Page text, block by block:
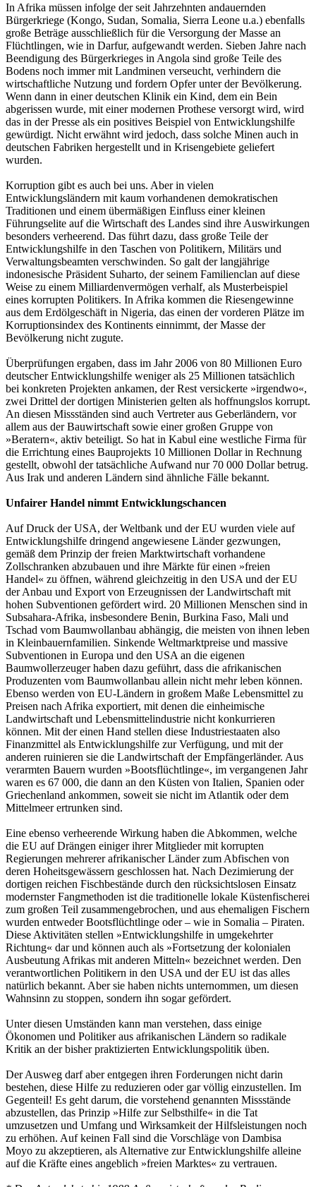
In Afrika müssen infolge der seit Jahrzehnten andauernden
Bürgerkriege (Kongo, Sudan, Somalia, Sierra Leone u.a.) ebenfalls
große Beträge ausschließlich für die Versorgung der Masse an
Flüchtlingen, wie in Darfur, aufgewandt werden. Sieben Jahre nach
Beendigung des Bürgerkrieges in Angola sind große Teile des
Bodens noch immer mit Landminen verseucht, verhindern die
wirtschaftliche Nutzung und fordern Opfer unter der Bevölkerung.
Wenn dann in einer deutschen Klinik ein Kind, dem ein Bein
abgerissen wurde, mit einer modernen Prothese versorgt wird, wird
das in der Presse als ein positives Beispiel von Entwicklungshilfe
gewürdigt. Nicht erwähnt wird jedoch, dass solche Minen auch in
deutschen Fabriken hergestellt und in Krisengebiete geliefert
wurden.
Korruption gibt es auch bei uns. Aber in vielen
Entwicklungsländern mit kaum vorhandenen demokratischen
Traditionen und einem übermäßigen Einfluss einer kleinen
Führungselite auf die Wirtschaft des Landes sind ihre Auswirkungen
besonders verheerend. Das führt dazu, dass große Teile der
Entwicklungshilfe in den Taschen von Politikern, Militärs und
Verwaltungsbeamten verschwinden. So galt der langjährige
indonesische Präsident Suharto, der seinem Familienclan auf diese
Weise zu einem Milliardenvermögen verhalf, als Musterbeispiel
eines korrupten Politikers. In Afrika kommen die Riesengewinne
aus dem Erdölgeschäft in Nigeria, das einen der vorderen Plätze im
Korruptionsindex des Kontinents einnimmt, der Masse der
Bevölkerung nicht zugute.
Überprüfungen ergaben, dass im Jahr 2006 von 80 Millionen Euro
deutscher Entwicklungshilfe weniger als 25 Millionen tatsächlich
bei konkreten Projekten ankamen, der Rest versickerte »irgendwo«,
zwei Drittel der dortigen Ministerien gelten als hoffnungslos korrupt.
An diesen Missständen sind auch Vertreter aus Geberländern, vor
allem aus der Bauwirtschaft sowie einer großen Gruppe von
»Beratern«, aktiv beteiligt. So hat in Kabul eine westliche Firma für
die Errichtung eines Bauprojekts 10 Millionen Dollar in Rechnung
gestellt, obwohl der tatsächliche Aufwand nur 70 000 Dollar betrug.
Aus Irak und anderen Ländern sind ähnliche Fälle bekannt.
Unfairer Handel nimmt Entwicklungschancen
Auf Druck der USA, der Weltbank und der EU wurden viele auf
Entwicklungshilfe dringend angewiesene Länder gezwungen,
gemäß dem Prinzip der freien Marktwirtschaft vorhandene
Zollschranken abzubauen und ihre Märkte für einen »freien
Handel« zu öffnen, während gleichzeitig in den USA und der EU
der Anbau und Export von Erzeugnissen der Landwirtschaft mit
hohen Subventionen gefördert wird. 20 Millionen Menschen sind in
Subsahara-Afrika, insbesondere Benin, Burkina Faso, Mali und
Tschad vom Baumwollanbau abhängig, die meisten von ihnen leben
in Kleinbauernfamilien. Sinkende Weltmarktpreise und massive
Subventionen in Europa und den USA an die eigenen
Baumwollerzeuger haben dazu geführt, dass die afrikanischen
Produzenten vom Baumwollanbau allein nicht mehr leben können.
Ebenso werden von EU-Ländern in großem Maße Lebensmittel zu
Preisen nach Afrika exportiert, mit denen die einheimische
Landwirtschaft und Lebensmittelindustrie nicht konkurrieren
können. Mit der einen Hand stellen diese Industriestaaten also
Finanzmittel als Entwicklungshilfe zur Verfügung, und mit der
anderen ruinieren sie die Landwirtschaft der Empfängerländer. Aus
verarmten Bauern wurden »Bootsflüchtlinge«, im vergangenen Jahr
waren es 67 000, die dann an den Küsten von Italien, Spanien oder
Griechenland ankommen, soweit sie nicht im Atlantik oder dem
Mittelmeer ertrunken sind.
Eine ebenso verheerende Wirkung haben die Abkommen, welche
die EU auf Drängen einiger ihrer Mitglieder mit korrupten
Regierungen mehrerer afrikanischer Länder zum Abfischen von
deren Hoheitsgewässern geschlossen hat. Nach Dezimierung der
dortigen reichen Fischbestände durch den rücksichtslosen Einsatz
modernster Fangmethoden ist die traditionelle lokale Küstenfischerei
zum großen Teil zusammengebrochen, und aus ehemaligen Fischern
wurden entweder Bootsflüchtlinge oder – wie in Somalia – Piraten.
Diese Aktivitäten stellen »Entwicklungshilfe in umgekehrter
Richtung« dar und können auch als »Fortsetzung der kolonialen
Ausbeutung Afrikas mit anderen Mitteln« bezeichnet werden. Den
verantwortlichen Politikern in den USA und der EU ist das alles
natürlich bekannt. Aber sie haben nichts unternommen, um diesen
Wahnsinn zu stoppen, sondern ihn sogar gefördert.
Unter diesen Umständen kann man verstehen, dass einige
Ökonomen und Politiker aus afrikanischen Ländern so radikale
Kritik an der bisher praktizierten Entwicklungspolitik üben.
Der Ausweg darf aber entgegen ihren Forderungen nicht darin
bestehen, diese Hilfe zu reduzieren oder gar völlig einzustellen. Im
Gegenteil! Es geht darum, die vorstehend genannten Missstände
abzustellen, das Prinzip »Hilfe zur Selbsthilfe« in die Tat
umzusetzen und Umfang und Wirksamkeit der Hilfsleistungen noch
zu erhöhen. Auf keinen Fall sind die Vorschläge von Dambisa
Moyo zu akzeptieren, als Alternative zur Entwicklungshilfe alleine
auf die Kräfte eines angeblich »freien Marktes« zu vertrauen.